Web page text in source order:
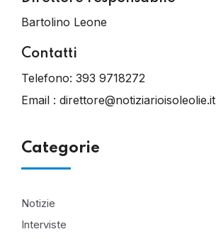
Bartolino Leone
Contatti
Telefono: 393 9718272
Email : direttore@notiziarioisoleolie.it
Categorie
Notizie
Interviste